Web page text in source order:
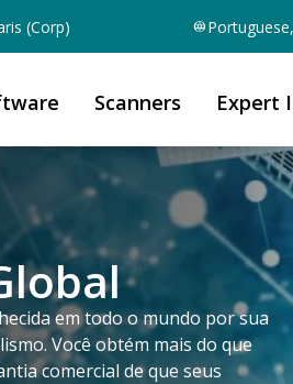
(Corp)
Scanners Expert
em todo o mundo por sua
Você obtém mais do que
comercial de que seus